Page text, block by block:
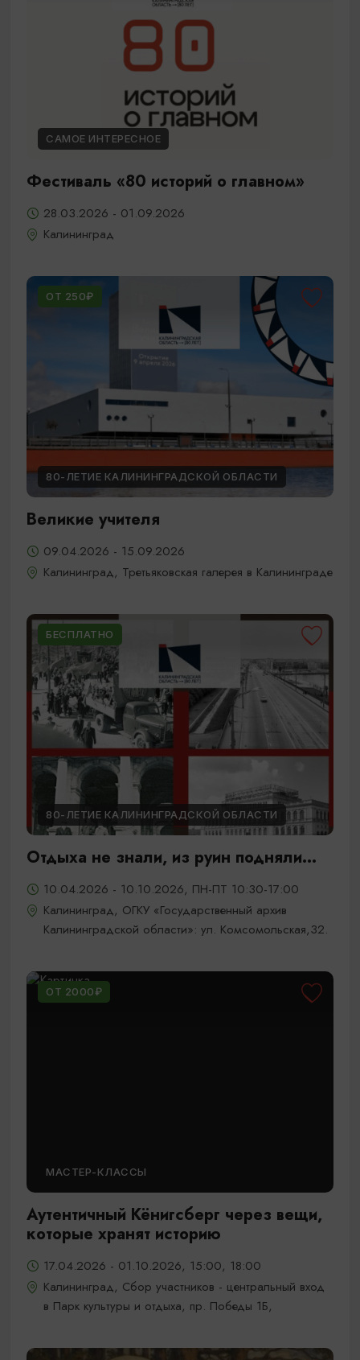
САМОЕ ИНТЕРЕСНОЕ
Фестиваль «80 историй о главном»
28.03.2026 - 01.09.2026
Калининград
ОТ 250₽
80-ЛЕТИЕ КАЛИНИНГРАДСКОЙ ОБЛАСТИ
Великие учителя
09.04.2026 - 15.09.2026
Калининград, Третьяковская галерея в Калининграде
БЕСПЛАТНО
80-ЛЕТИЕ КАЛИНИНГРАДСКОЙ ОБЛАСТИ
Отдыха не знали, из руин подняли...
10.04.2026 - 10.10.2026, ПН-ПТ 10:30-17:00
Калининград, ОГКУ «Государственный архив
Калининградской области»: ул. Комсомольская,32.
ОТ 2000₽
МАСТЕР-КЛАССЫ
Аутентичный Кёнигсберг через вещи,
которые хранят историю
17.04.2026 - 01.10.2026, 15:00, 18:00
Калининград, Сбор участников - центральный вход
в Парк культуры и отдыха, пр. Победы 1Б,